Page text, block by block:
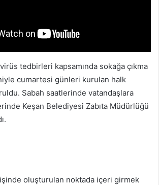
tedbirleri kapsamında sokağa çıkma
cumartesi günleri kurulan halk
Sabah saatlerinde vatandaşlara
Keşan Belediyesi Zabıta Müdürlüğü
oluşturulan noktada içeri girmek